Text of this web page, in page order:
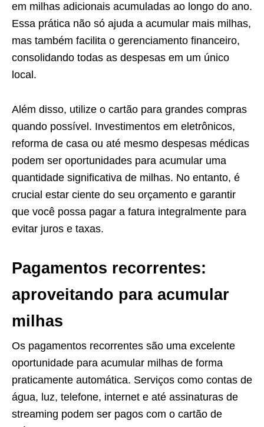
em milhas adicionais acumuladas ao longo do ano.
Essa prática não só ajuda a acumular mais milhas,
mas também facilita o gerenciamento financeiro,
consolidando todas as despesas em um único
local.
Além disso, utilize o cartão para grandes compras
quando possível. Investimentos em eletrônicos,
reforma de casa ou até mesmo despesas médicas
podem ser oportunidades para acumular uma
quantidade significativa de milhas. No entanto, é
crucial estar ciente do seu orçamento e garantir
que você possa pagar a fatura integralmente para
evitar juros e taxas.
Pagamentos recorrentes:
aproveitando para acumular
milhas
Os pagamentos recorrentes são uma excelente
oportunidade para acumular milhas de forma
praticamente automática. Serviços como contas de
água, luz, telefone, internet e até assinaturas de
streaming podem ser pagos com o cartão de